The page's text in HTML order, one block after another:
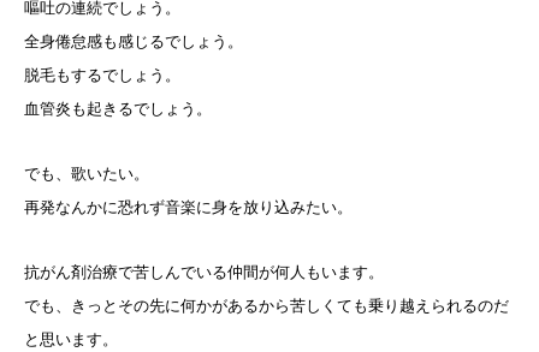
嘔吐の連続でしょう。
全身倦怠感も感じるでしょう。
脱毛もするでしょう。
血管炎も起きるでしょう。
でも、歌いたい。
再発なんかに恐れず音楽に身を放り込みたい。
抗がん剤治療で苦しんでいる仲間が何人もいます。
でも、きっとその先に何かがあるから苦しくても乗り越えられるのだ
と思います。